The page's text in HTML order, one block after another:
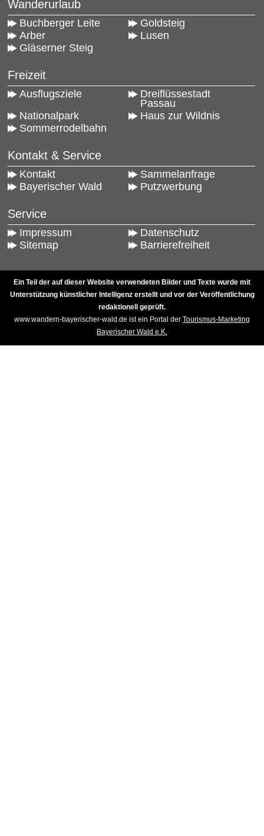
Wanderurlaub
Buchberger Leite
Goldsteig
Arber
Lusen
Gläserner Steig
Freizeit
Ausflugsziele
Dreiflüssestadt
Passau
Nationalpark
Haus zur Wildnis
Sommerrodelbahn
Kontakt & Service
Kontakt
Sammelanfrage
Bayerischer Wald
Putzwerbung
Service
Impressum
Datenschutz
Sitemap
Barrierefreiheit
Ein Teil der auf dieser Website verwendeten Bilder und Texte wurde mit
Unterstützung künstlicher Intelligenz erstellt und vor der Veröffentlichung
redaktionell geprüft.
www.wandern-bayerischer-wald.de ist ein Portal der Tourismus-Marketing
Bayerischer Wald e.K.